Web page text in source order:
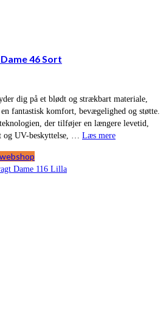
46 Sort
dig på et blødt og strækbart materiale,
fantastisk komfort, bevægelighed og støtte.
der tilføjer en længere levetid,
og UV-beskyttelse, … Læs mere